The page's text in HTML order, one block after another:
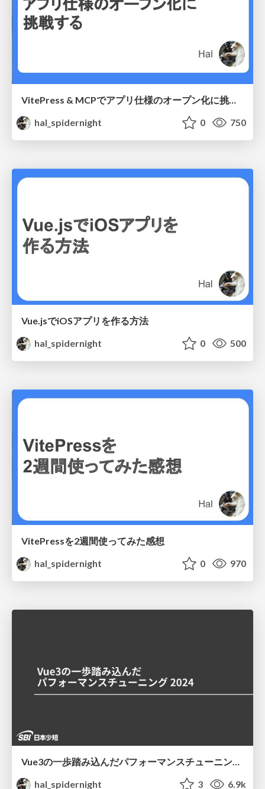
VitePress & MCPでアプリ仕様のオープン化に挑戦する
hal_spidernight
0 750
Vue.jsでiOSアプリを作る方法
hal_spidernight
0 500
VitePressを2週間使ってみた感想
hal_spidernight
0 970
hal_spidernight
3 6.9k